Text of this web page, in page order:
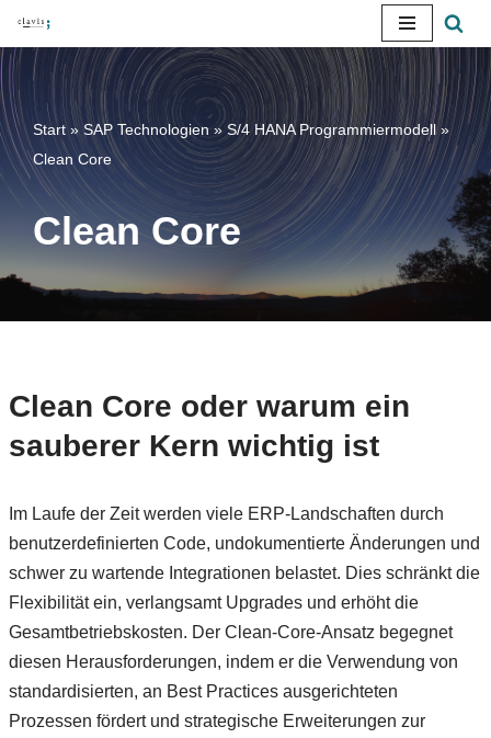
Zum
Inhalt
springen
Start» SAP Technologien »S/4 HANA Programmiermodell»
Clean Core
Clean Core
Clean Core oder warum ein
sauberer Kern wichtig ist
Im Laufe der Zeit werden viele ERP-Landschaften durch
benutzerdefinierten Code, undokumentierte Änderungen und
schwer zu wartende Integrationen belastet. Dies schränkt die
Flexibilität ein, verlangsamt Upgrades und erhöht die
Gesamtbetriebskosten. Der Clean-Core-Ansatz begegnet
diesen Herausforderungen, indem er die Verwendung von
standardisierten, an Best Practices ausgerichteten
Prozessen fördert und strategische Erweiterungen zur